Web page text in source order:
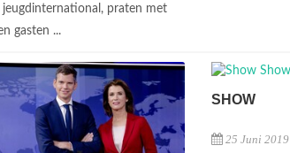
jeugdinternational, praten met
gasten ...
SHOW
25 Juni 2019